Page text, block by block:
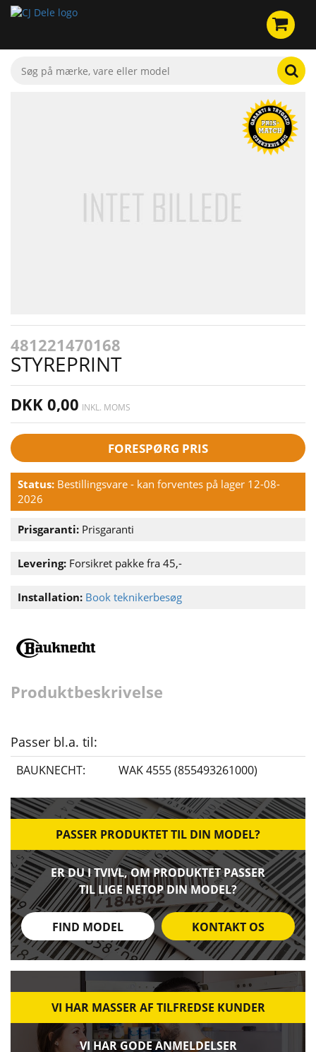
481221470168
STYREPRINT
DKK 0,00 INKL. MOMS
FORESPØRG PRIS
Status: Bestillingsvare - kan forventes på lager 12-08-
2026
Prisgaranti: Prisgaranti
Levering: Forsikret pakke fra 45,-
Installation: Book teknikerbesøg
Produktbeskrivelse
Passer bl.a. til:
BAUKNECHT: WAK 4555 (855493261000)
PASSER PRODUKTET TIL DIN MODEL?
ER DU I TVIVL, OM PRODUKTET PASSER
TIL LIGE NETOP DIN MODEL?
FIND MODEL KONTAKT OS
VI HAR MASSER AF TILFREDSE KUNDER
VI HAR GODE ANMELDELSER